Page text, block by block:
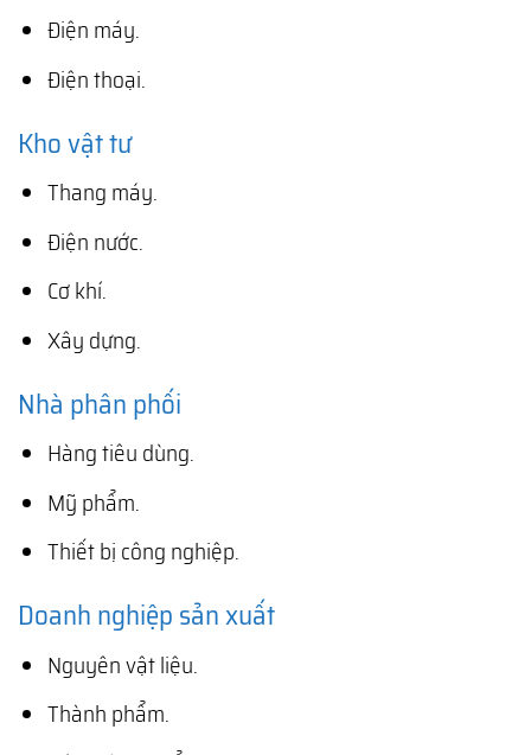
Điện máy.
Điện thoại.
Kho vật tư
Thang máy.
Điện nước.
Cơ khí.
Xây dựng.
Nhà phân phối
Hàng tiêu dùng.
Mỹ phẩm.
Thiết bị công nghiệp.
Doanh nghiệp sản xuất
Nguyên vật liệu.
Thành phẩm.